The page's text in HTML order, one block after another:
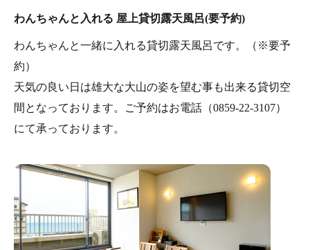
わんちゃんと入れる 屋上貸切露天風呂(要予約)
わんちゃんと一緒に入れる貸切露天風呂です。（※要予
約）
天気の良い日は雄大な大山の姿を望む事も出来る貸切空
間となっております。ご予約はお電話（0859-22-3107）
にて承っております。